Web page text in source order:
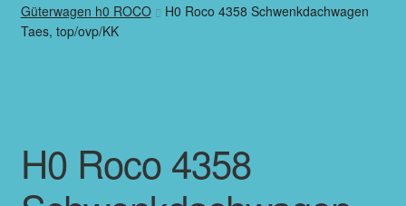
Güterwagen h0 ROCO
H0 Roco 4358 Schwenkdachwagen
Taes, top/ovp/KK
H0 Roco 4358